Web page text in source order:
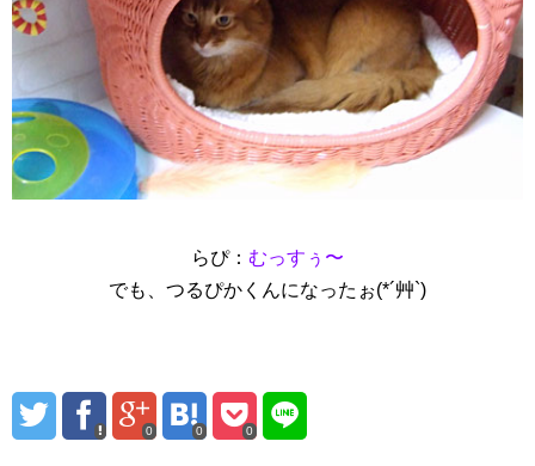
らぴ： むっすぅ〜
でも、つるぴかくんになったぉ(*´艸`)
0 0 0